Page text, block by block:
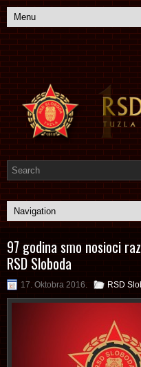
97 godina smo nosioci
RSD Sloboda
17. Oktobra 2016. RSD